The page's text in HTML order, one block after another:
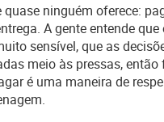
quase ninguém oferece:
A gente entende que
sensível, que as
meio às pressas, então
é uma maneira de